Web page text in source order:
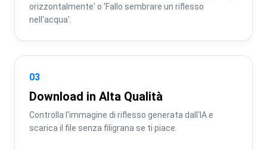
orizzontalmente' o 'Fallo sembrare un riflesso
nell'acqua'.
03
Download in Alta Qualità
Controlla l'immagine di riflesso generata dall'IA e
scarica il file senza filigrana se ti piace.